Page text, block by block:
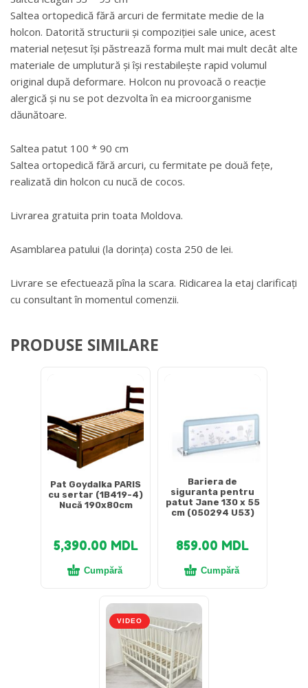
Saltea ortopedică fără arcuri de fermitate medie de la
holcon. Datorită structurii și compoziției sale unice, acest
material nețesut își păstrează forma mult mai mult decât alte
materiale de umplutură și își restabilește rapid volumul
original după deformare. Holcon nu provoacă o reacție
alergică și nu se pot dezvolta în ea microorganisme
dăunătoare.
Saltea patut 100 * 90 cm
Saltea ortopedică fără arcuri, cu fermitate pe două fețe,
realizată din holcon cu nucă de cocos.
Livrarea gratuita prin toata Moldova.
Asamblarea patului (la dorința) costa 250 de lei.
Livrare se efectuează pîna la scara. Ridicarea la etaj clarificați
cu consultant în momentul comenzii.
PRODUSE SIMILARE
Pat Goydalka PARIS
cu sertar (1B419-4)
Nucă 190x80cm
5,390.00 MDL
Cumpără
Bariera de
siguranta pentru
patut Jane 130 x 55
cm (050294 U53)
859.00 MDL
Cumpără
VIDEO